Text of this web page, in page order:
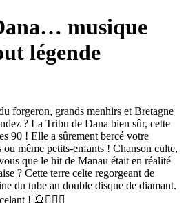
musique
légende
forgeron, grands menhirs et Bretagne
? La Tribu de Dana bien sûr, cette
90 ! Elle a sûrement bercé votre
même petits-enfants ! Chanson culte,
que le hit de Manau était en réalité
? Cette terre celte regorgeant de
du tube au double disque de diamant.
! 🔮🧝🏻‍♂️